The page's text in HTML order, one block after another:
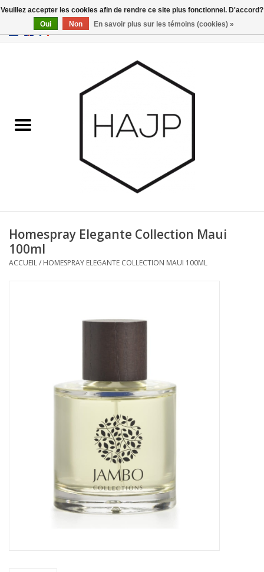
EUR/GBP 0 Articles - €0,00
Gadgets
Marques
Homespray Elegante Collection Maui
100ml
ACCUEIL/ HOMESPRAY ELEGANTE COLLECTION MAUI 100ML
Veuillez accepter les cookies afin de rendre ce site plus fonctionnel. D'accord?
Oui
Non En savoir plus sur les témoins (cookies) »